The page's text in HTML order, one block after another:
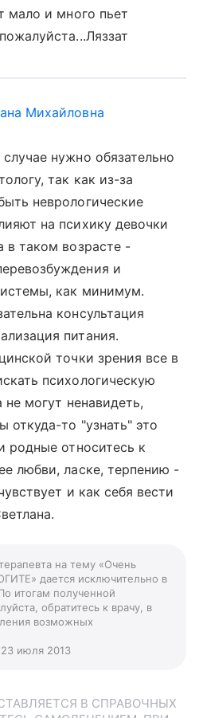
мало и много пьет
Михайловна
нужно обязательно
так как из-за
неврологические
на психику девочки
в таком возрасте -
и
как минимум.
консультация
питания.
точки зрения все в
психологическую
могут ненавидеть,
откуда-то "узнать" это
родные относитесь к
любви, ласке, терпению -
и как себя вести
на тему «Очень
дается исключительно в
итогам полученной
обратитесь к врачу, в
возможных
июля 2013
В СПРАВОЧНЫХ